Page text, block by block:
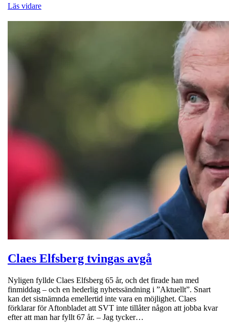
Läs vidare
Claes Elfsberg tvingas avgå
Nyligen fyllde Claes Elfsberg 65 år, och det firade han med
finmiddag – och en hederlig nyhetssändning i ”Aktuellt”. Snart
kan det sistnämnda emellertid inte vara en möjlighet. Claes
förklarar för Aftonbladet att SVT inte tillåter någon att jobba kvar
efter att man har fyllt 67 år. – Jag tycker…